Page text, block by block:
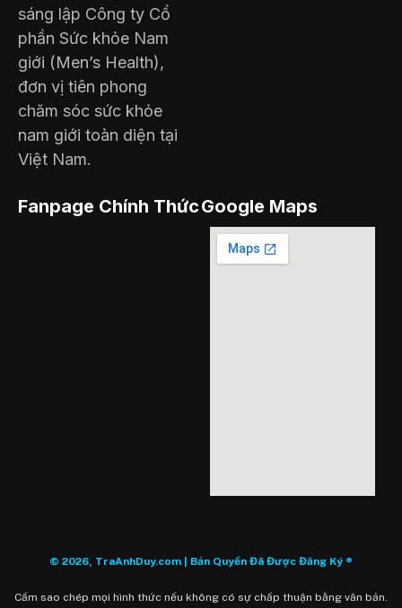
sáng lập Công ty Cổ
phần Sức khỏe Nam
giới (Men’s Health),
đơn vị tiên phong
chăm sóc sức khỏe
nam giới toàn diện tại
Việt Nam.
Fanpage Chính ThứcGoogle Maps
© 2026, TraAnhDuy.com | Bản Quyền Đã Được Đăng Ký ®
Cấm sao chép mọi hình thức nếu không có sự chấp thuận bằng văn bản.